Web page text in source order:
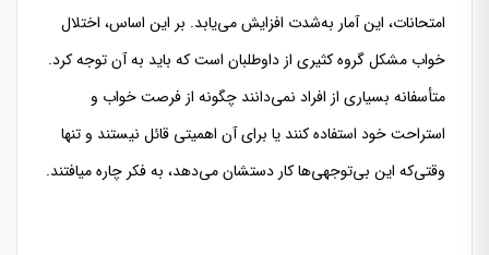
امتحانات، این آمار به‌شدت افزایش می‌یابد. بر این اساس، اختلال
خواب مشکل گروه کثیری از داوطلبان است که باید به آن توجه کرد.
متأسفانه بسیاری از افراد نمی‌دانند چگونه از فرصت خواب و
استراحت خود استفاده کنند یا برای آن اهمیتی قائل نیستند و تنها
وقتی‌که این بی‌توجهی‌ها کار دستشان می‌دهد، به فکر چاره میافتند.